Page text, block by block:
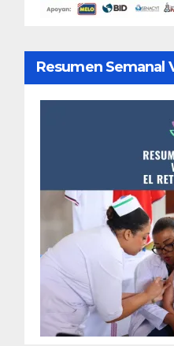
Resumen Semanal